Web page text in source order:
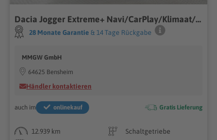
Dacia Jogger Extreme+ Navi/CarPlay/Klimaat/SHZ Spurwec
28 Monate Garantie & 14 Tage Rückgabe
MMGW GmbH
64625 Bensheim
Händler kontaktieren
auch im onlinekauf Gratis Lieferung
12.939 km
Schaltgetriebe